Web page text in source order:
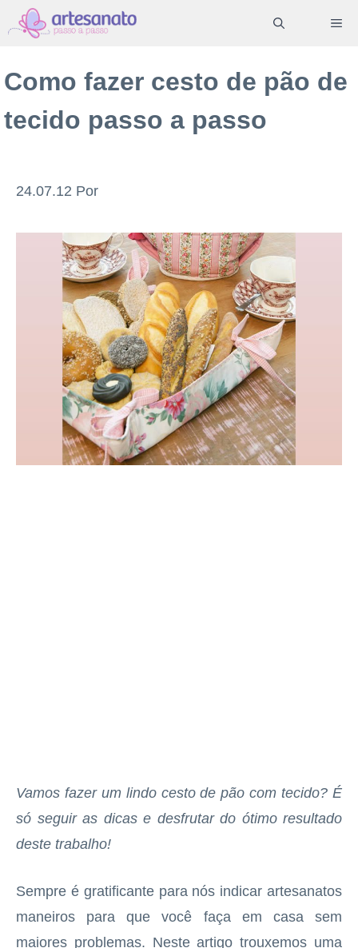
Pular
para
conteúdo
Como fazer cesto de pão de
tecido passo a passo
24.07.12 Por
Vamos fazer um lindo cesto de pão com tecido? É
só seguir as dicas e desfrutar do ótimo resultado
deste trabalho!
Sempre é gratificante para nós indicar artesanatos
maneiros para que você faça em casa sem
maiores problemas. Neste artigo trouxemos uma